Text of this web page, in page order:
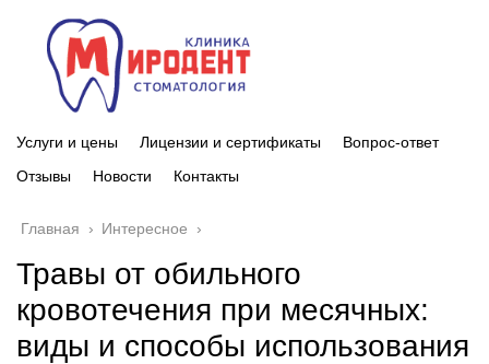
Услуги и цены Лицензии и сертификаты
Вопрос-ответ
Отзывы
Новости Контакты
Главная › Интересное ›
Травы от обильного
кровотечения при месячных:
виды и способы использования